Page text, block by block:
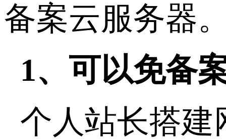
备案云服务器
1、可以免备
个人站长搭建